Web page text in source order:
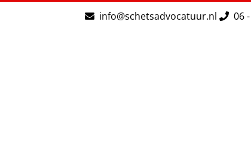
info@schetsadvocatuur.nl 06